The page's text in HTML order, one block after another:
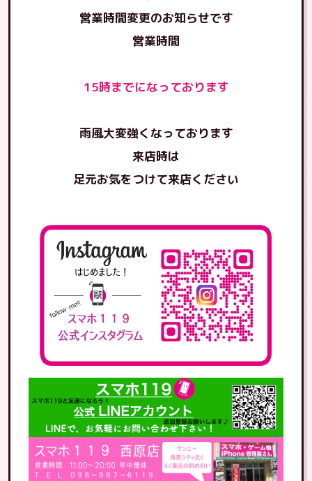
営業時間変更のお知らせです
営業時間
15時までになっております
雨風大変強くなっております
来店時は
足元お気をつけて来店ください